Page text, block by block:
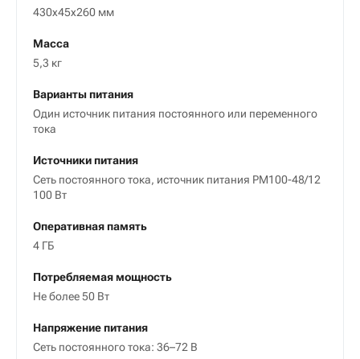
430х45х260 мм
Масса
5,3 кг
Варианты питания
Один источник питания постоянного или переменного
тока
Источники питания
Сеть постоянного тока, источник питания PM100-48/12
100 Вт
Оперативная память
4 ГБ
Потребляемая мощность
Не более 50 Вт
Напряжение питания
Сеть постоянного тока: 36–72 В